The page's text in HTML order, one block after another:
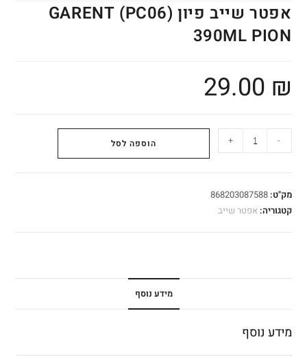
אפטר שייב פיון (PC06) GARENT
390ML PION
29.00 ₪
-
+ הוספה לסל
מק"ט:868203087588
קטגוריה:אפטר שייב
מידע נוסף
מידע נוסף